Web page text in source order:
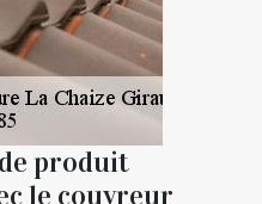
produit
le couvreur